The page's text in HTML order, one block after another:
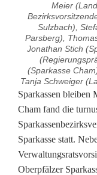
Meier
Sulzbach),
Parsberg),
Jonathan Stich
(Sparkasse
Tanja Schweiger
R
e
i
s
Sparkassen
Cham fand die
Sparkasse statt.
Oberpfälzer